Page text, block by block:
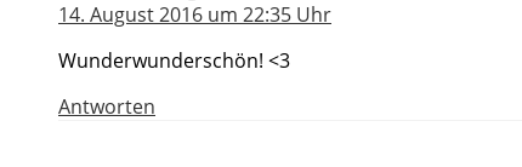
14. August 2016 um 22:35 Uhr
Wunderwunderschön! <3
Antworten